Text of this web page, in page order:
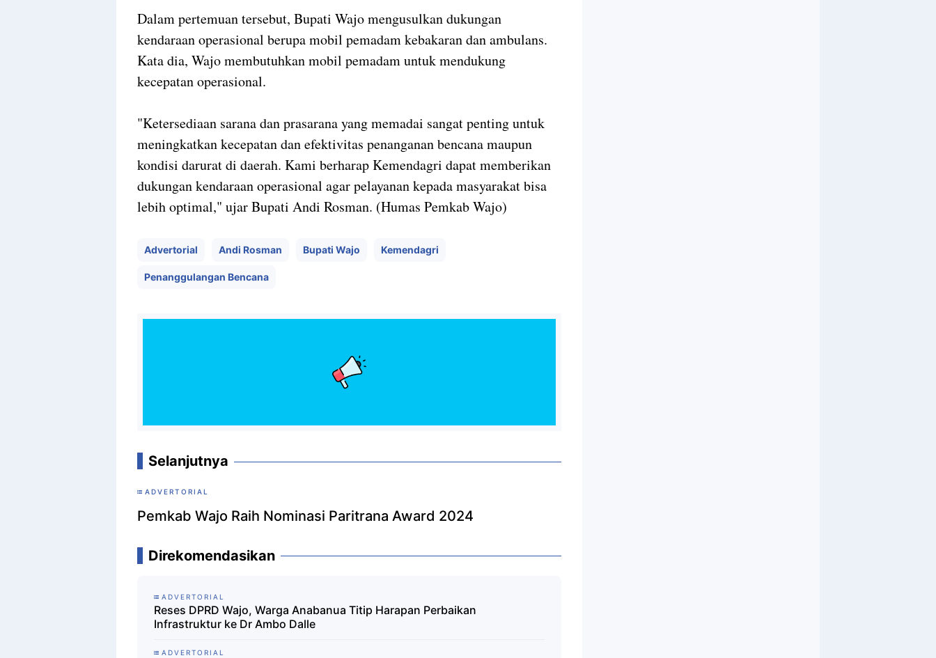
Dalam pertemuan tersebut, Bupati Wajo mengusulkan dukungan
kendaraan operasional berupa mobil pemadam kebakaran dan ambulans.
Kata dia, Wajo membutuhkan mobil pemadam untuk mendukung
kecepatan operasional.
"Ketersediaan sarana dan prasarana yang memadai sangat penting untuk
meningkatkan kecepatan dan efektivitas penanganan bencana maupun
kondisi darurat di daerah. Kami berharap Kemendagri dapat memberikan
dukungan kendaraan operasional agar pelayanan kepada masyarakat bisa
lebih optimal," ujar Bupati Andi Rosman. (Humas Pemkab Wajo)
Advertorial Andi Rosman Bupati Wajo Kemendagri
Penanggulangan Bencana
Selanjutnya
ADVERTORIAL
Pemkab Wajo Raih Nominasi Paritrana Award 2024
Direkomendasikan
ADVERTORIAL
Reses DPRD Wajo, Warga Anabanua Titip Harapan Perbaikan
Infrastruktur ke Dr Ambo Dalle
ADVERTORIAL